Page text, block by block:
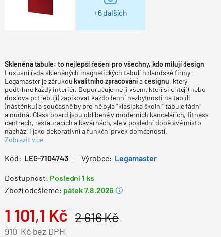
+6 dalších
Skleněná tabule: to nejlepší řešení pro všechny, kdo milují design
Luxusní řada skleněných magnetických tabulí holandské firmy
Legamaster je zárukou kvalitního zpracováníadesignu, který
podtrhne každý interiér. Doporučujeme ji všem, kteří si chtějí (nebo
doslova potřebují) zapisovat každodenní nezbytnosti na tabuli
(nástěnku) a současně by pro ně byla "klasická školní" tabule fádní
a nudná. Glass board jsou oblíbené v moderních kancelářích, fitness
centrech, restauracích a kavárnách, ale v poslední době své místo
nachází i jako dekorativní a funkční prvek domácností.
Zobrazit více
Kód: LEG-7104743 Výrobce: Legamaster
Dostupnost: Poslední 1 ks
Zboží odešleme: pátek 7.8.2026
2 616Kč
1 101,1 Kč
Kč bez DPH
910